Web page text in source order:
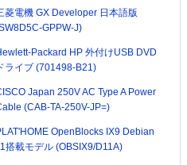
菱電機 GX Developer 日本語版
GPPW-J)
Packard HP 外付けUSB DVD
ライブ (701498-B21)
Japan 250V AC Type A Power
(CAB-TA-250V-JP=)
OpenBlocks IX9 Debian
搭載モデル (OBSIX9/D11A)